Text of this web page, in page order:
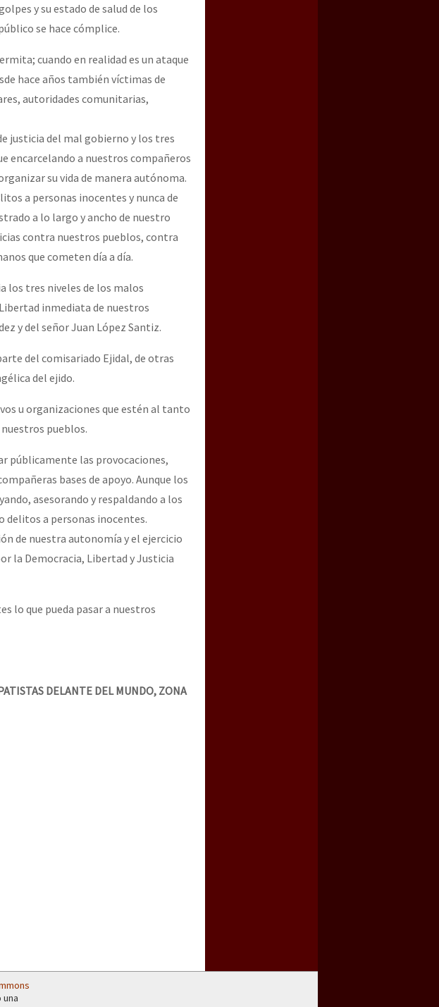
y su estado de salud de los
se hace cómplice.
cuando en realidad es un ataque
hace años también víctimas de
autoridades comunitarias,
justicia del mal gobierno y los tres
encarcelando a nuestros compañeros
su vida de manera autónoma.
a personas inocentes y nunca de
a lo largo y ancho de nuestro
contra nuestros pueblos, contra
que cometen día a día.
los tres niveles de los malos
inmediata de nuestros
y del señor Juan López Santiz.
del comisariado Ejidal, de otras
del ejido.
u organizaciones que estén al tanto
pueblos.
públicamente las provocaciones,
bases de apoyo. Aunque los
asesorando y respaldando a los
delitos a personas inocentes.
de nuestra autonomía y el ejercicio
la Democracia, Libertad y Justicia
lo que pueda pasar a nuestros
DELANTE DEL MUNDO, ZONA